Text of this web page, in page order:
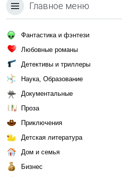
Главное меню
Фантастика и фэнтези
Любовные романы
Детективы и триллеры
Наука, Образование
Документальные
Проза
Приключения
Детская литература
Дом и семья
Бизнес